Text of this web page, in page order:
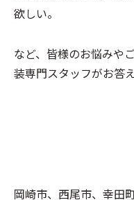
欲しい。
など、皆様のお悩みや
装専門スタッフがお答
岡崎市、西尾市、幸田